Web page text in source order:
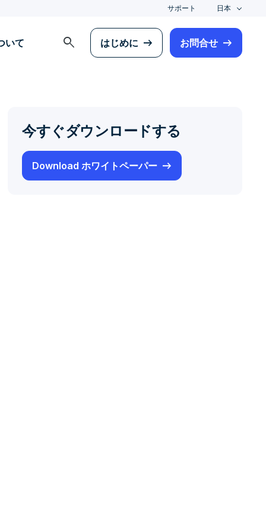
サポート 日本
いて search はじめに お問合せ
今すぐダウンロードする
Download ホワイトペーパー